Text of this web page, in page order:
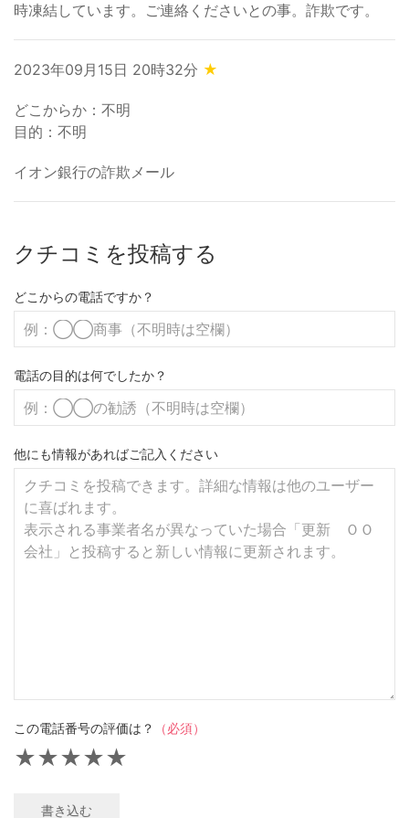
時凍結しています。ご連絡くださいとの事。詐欺です。
2023年09月15日 20時32分 ★
どこからか：不明
目的：不明
イオン銀行の詐欺メール
クチコミを投稿する
どこからの電話ですか？
電話の目的は何でしたか？
他にも情報があればご記入ください
この電話番号の評価は？ （必須）
★
★
★
★
★
書き込む